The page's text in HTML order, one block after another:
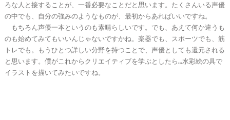
ろな人と接することが、一番必要なことだと思います。たくさんいる声優
の中でも、自分の強みのようなものが、最初からあればいいですね。
もちろん声優一本というのも素晴らしいです。でも、あえて何か違うも
のも始めてみてもいいんじゃないですかね。楽器でも、スポーツでも、筋
トレでも。もうひとつ詳しい分野を持つことで、声優としても還元される
と思います。僕がこれからクリエイティブを学ぶとしたら…水彩絵の具で
イラストを描いてみたいですね。